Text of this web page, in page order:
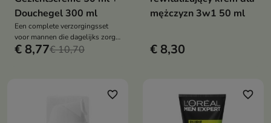
Douchegel 300 ml
Een complete verzorgingsset
voor mannen die dagelijks zorgt
voor reiniging, hydratatie,
€ 8,77€ 10,70
mężczyzn 3w1 50 ml
€ 8,30
favorite_border favorite_border